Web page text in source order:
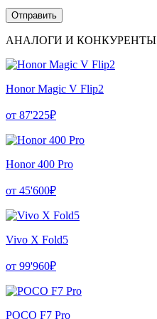
АНАЛОГИ И КОНКУРЕНТЫ
Honor Magic V Flip2
от 87'225₽
Honor 400 Pro
от 45'600₽
Vivo X Fold5
от 99'960₽
POCO F7 Pro